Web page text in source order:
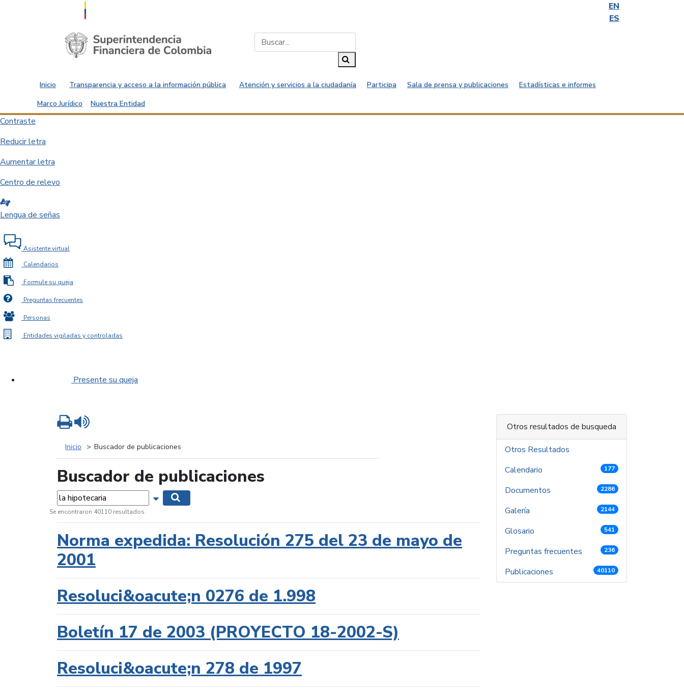
EN
ES
Saltar al contenido principal
Inicio Transparencia y acceso a la información pública Atención y servicios a la ciudadanía Participa Sala de prensa y publicaciones
Estadísticas e informes
Marco Jurídico
Nuestra Entidad
Contraste
Reducir letra
Aumentar letra
Centro de relevo
Lengua de señas
Asistente virtual
Calendarios
Formule su queja
Preguntas frecuentes
Personas
Entidades vigiladas y controladas
Presente su queja
Inicio Buscador de publicaciones
Buscador de publicaciones
Palabras... Mostrar opciones de búsqueda
Se encontraron 40110 resultados.
Norma expedida: Resolución 275 del 23 de mayo de
2001
Resoluci&oacute;n 0276 de 1.998
Boletín 17 de 2003 (PROYECTO 18-2002-S)
Resoluci&oacute;n 278 de 1997
Imprimir
Otros resultados de busqueda
Otros Resultados
Calendario
177
Documentos 2286
Galería 2144
Glosario 541
Preguntas frecuentes 236
Publicaciones 40110